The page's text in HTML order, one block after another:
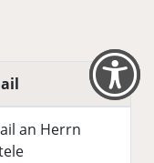
an Herrn